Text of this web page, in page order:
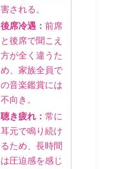
害される。
後席冷遇：前席
と後席で聞こえ
方が全く違うた
め、家族全員で
の音楽鑑賞には
不向き。
聴き疲れ：常に
耳元で鳴り続け
るため、長時間
は圧迫感を感じ